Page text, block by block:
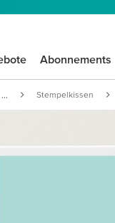
Abonnements
Stempelkissen